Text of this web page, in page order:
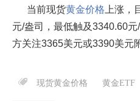
当前现货黄金价格 上涨
元/盎司，最低触及3340.60
方关注3365美元或3390美元
现货黄金价格 黄金ETF